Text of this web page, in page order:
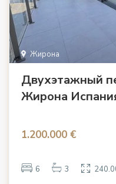
Жирона
Двухэтажный
Жирона
1.200.000 €
6 3